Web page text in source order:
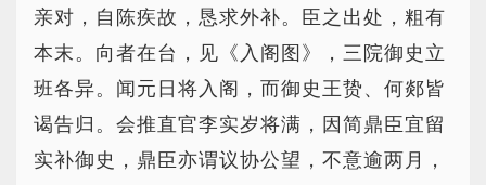
亲对，自陈疾故，恳求外补。臣之出处，粗有
本末。向者在台，见《入阁图》，三院御史立
班各异。闻元日将入阁，而御史王贽、何郯皆
谒告归。会推直官李实岁将满，因简鼎臣宜留
实补御史，鼎臣亦谓议协公望，不意逾两月，